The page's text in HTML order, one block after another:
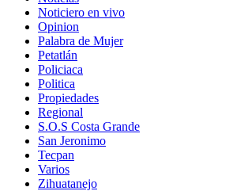
Noticiero en vivo
Opinion
Palabra de Mujer
Petatlán
Policiaca
Politica
Propiedades
Regional
S.O.S Costa Grande
San Jeronimo
Tecpan
Varios
Zihuatanejo